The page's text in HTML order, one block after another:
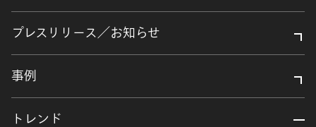
プレスリリース／お知らせ
事例
トレンド